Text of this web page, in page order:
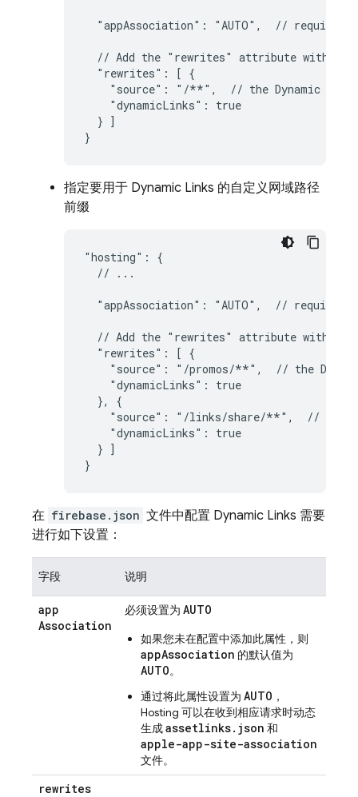
"appAssociation": "AUTO",  // required
// Add the "rewrites" attribute within
  "rewrites": [ {
    "source": "/**",  // the
Dynamic
    "dynamicLinks": true
  } ]
}
指定要用于 Dynamic Links 的自定义网域路径
前缀
"hosting": {
  // ...
"appAssociation": "AUTO",  // required
// Add the "rewrites" attribute within
  "rewrites": [ {
    "source": "/promos/**",  // the
    "dynamicLinks": true
  }, {
    "source": "/links/share/**",  // the
    "dynamicLinks": true
  } ]
}
在 firebase.json 文件中配置 Dynamic Links 需要
进行如下设置：
字段 说明
app
Association
必须设置为 AUTO
如果您未在配置中添加此属性，则
appAssociation 的默认值为
AUTO。
通过将此属性设置为 AUTO ，
Hosting 可以在收到相应请求时动态
生成assetlinks.json 和
apple-app-site-association
文件。
rewrites